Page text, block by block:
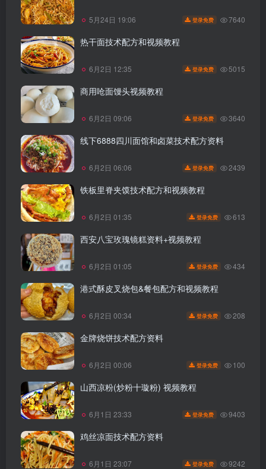
5月24日 19:06 登录免费 7640
热干面技术配方和视频教程
6月2日 12:35 登录免费 5015
商用呛面馒头视频教程
6月2日 09:06 登录免费 3640
线下6888四川面馆和卤菜技术配方资料
6月2日 06:06 登录免费 2439
铁板里脊夹馍技术配方和视频教程
6月2日 01:35 登录免费 613
西安八宝玫瑰镜糕资料+视频教程
6月2日 01:05 登录免费 434
港式酥皮叉烧包&餐包配方和视频教程
6月2日 00:34 登录免费 208
金牌烧饼技术配方资料
6月2日 00:06 登录免费 100
山西凉粉(炒粉十璇粉) 视频教程
6月1日 23:33 登录免费 9403
鸡丝凉面技术配方资料
6月1日 23:07 登录免费 9242